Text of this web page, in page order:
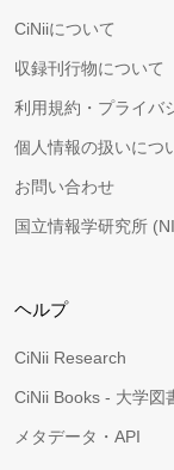
CiNiiについて
収録刊行物について
利用規約・プライバ
個人情報の扱いにつ
お問い合わせ
国立情報学研究所
ヘルプ
CiNii Research
CiNii Books - 大学図
メタデータ・API